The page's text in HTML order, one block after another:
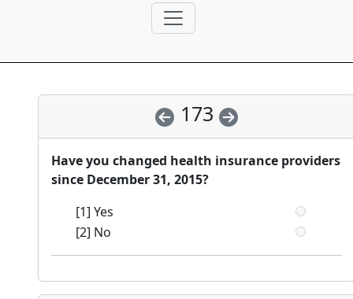
173
Have you changed health insurance providers
since December 31, 2015?
[1] Yes
[2] No